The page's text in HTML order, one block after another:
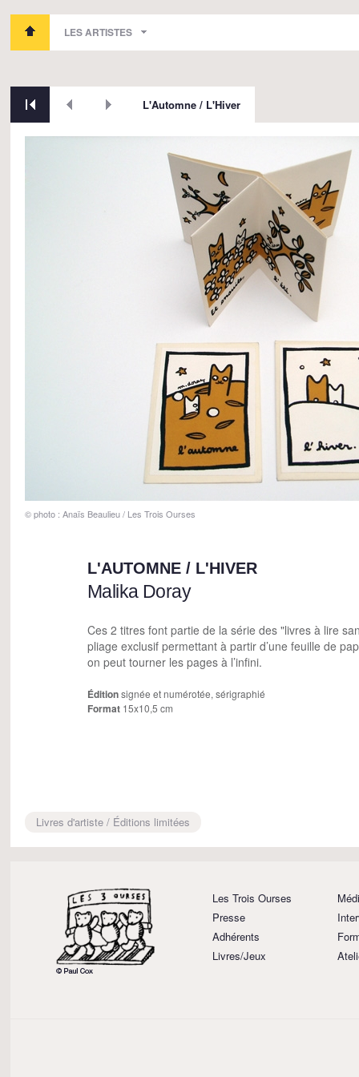
LES ARTISTES
L'Automne / L'Hiver
© photo : Anaïs Beaulieu / Les Trois Ourses
L'AUTOMNE / L'HIVER
Malika Doray
Ces 2 titres font partie de la série des "livres à lire
pliage exclusif permettant à partir d’une feuille de
on peut tourner les pages à l’infini.
Éditionsignée et numérotée, sérigraphié
Format 15x10,5 cm
Livres d'artiste / Éditions limitées
Les Trois Ourses
Presse
Adhérents
Livres/Jeux